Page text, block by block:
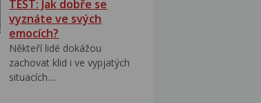
TEST: Jak dobře se
vyznáte ve svých
emocích?
Někteří lidé dokážou
zachovat klid i ve vypjatých
situacích....